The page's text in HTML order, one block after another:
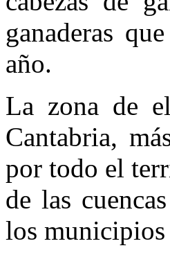
ganaderas
año.
La zona de
Cantabria,
por todo el
de las
los municipios